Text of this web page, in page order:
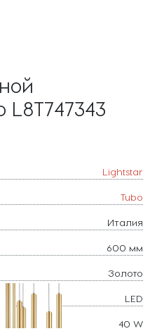
L8T747343
Lightstar
Tubo
Италия
600 мм
Золото
LED
40 W